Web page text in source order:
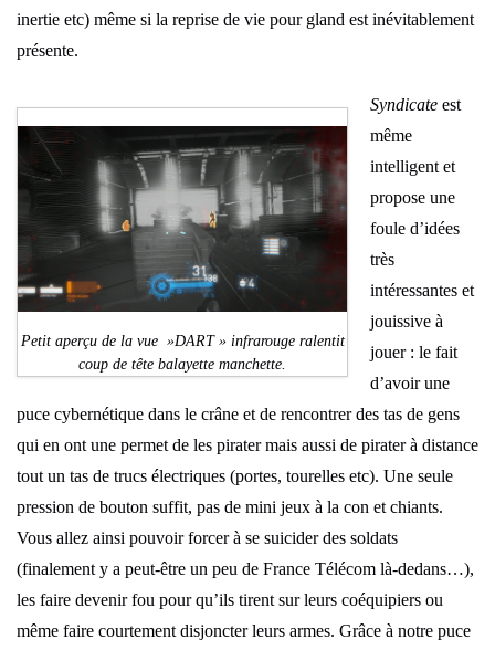
inertie etc) même si la reprise de vie pour gland est inévitablement
présente.
Petit aperçu de la vue »DART » infrarouge ralentit
coup de tête balayette manchette.
Syndicate est
même
intelligent et
propose une
foule d’idées
très
intéressantes et
jouissive à
jouer : le fait
d’avoir une
puce cybernétique dans le crâne et de rencontrer des tas de gens
qui en ont une permet de les pirater mais aussi de pirater à distance
tout un tas de trucs électriques (portes, tourelles etc). Une seule
pression de bouton suffit, pas de mini jeux à la con et chiants.
Vous allez ainsi pouvoir forcer à se suicider des soldats
(finalement y a peut-être un peu de France Télécom là-dedans…),
les faire devenir fou pour qu’ils tirent sur leurs coéquipiers ou
même faire courtement disjoncter leurs armes. Grâce à notre puce